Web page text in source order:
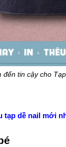
đến tin cậy cho
tạp dề nail mới